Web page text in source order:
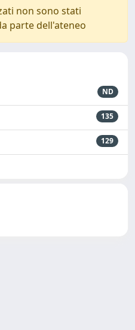
non sono stati
parte dell'ateneo
ND
135
129